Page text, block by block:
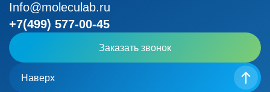
Info@moleculab.ru
+7(499) 577-00-45
Заказать звонок
Наверх